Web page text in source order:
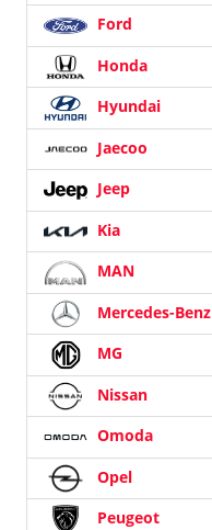
Ford
Honda
Hyundai
Jaecoo
Jeep
Kia
MAN
Mercedes-Benz
MG
Nissan
Omoda
Opel
Peugeot